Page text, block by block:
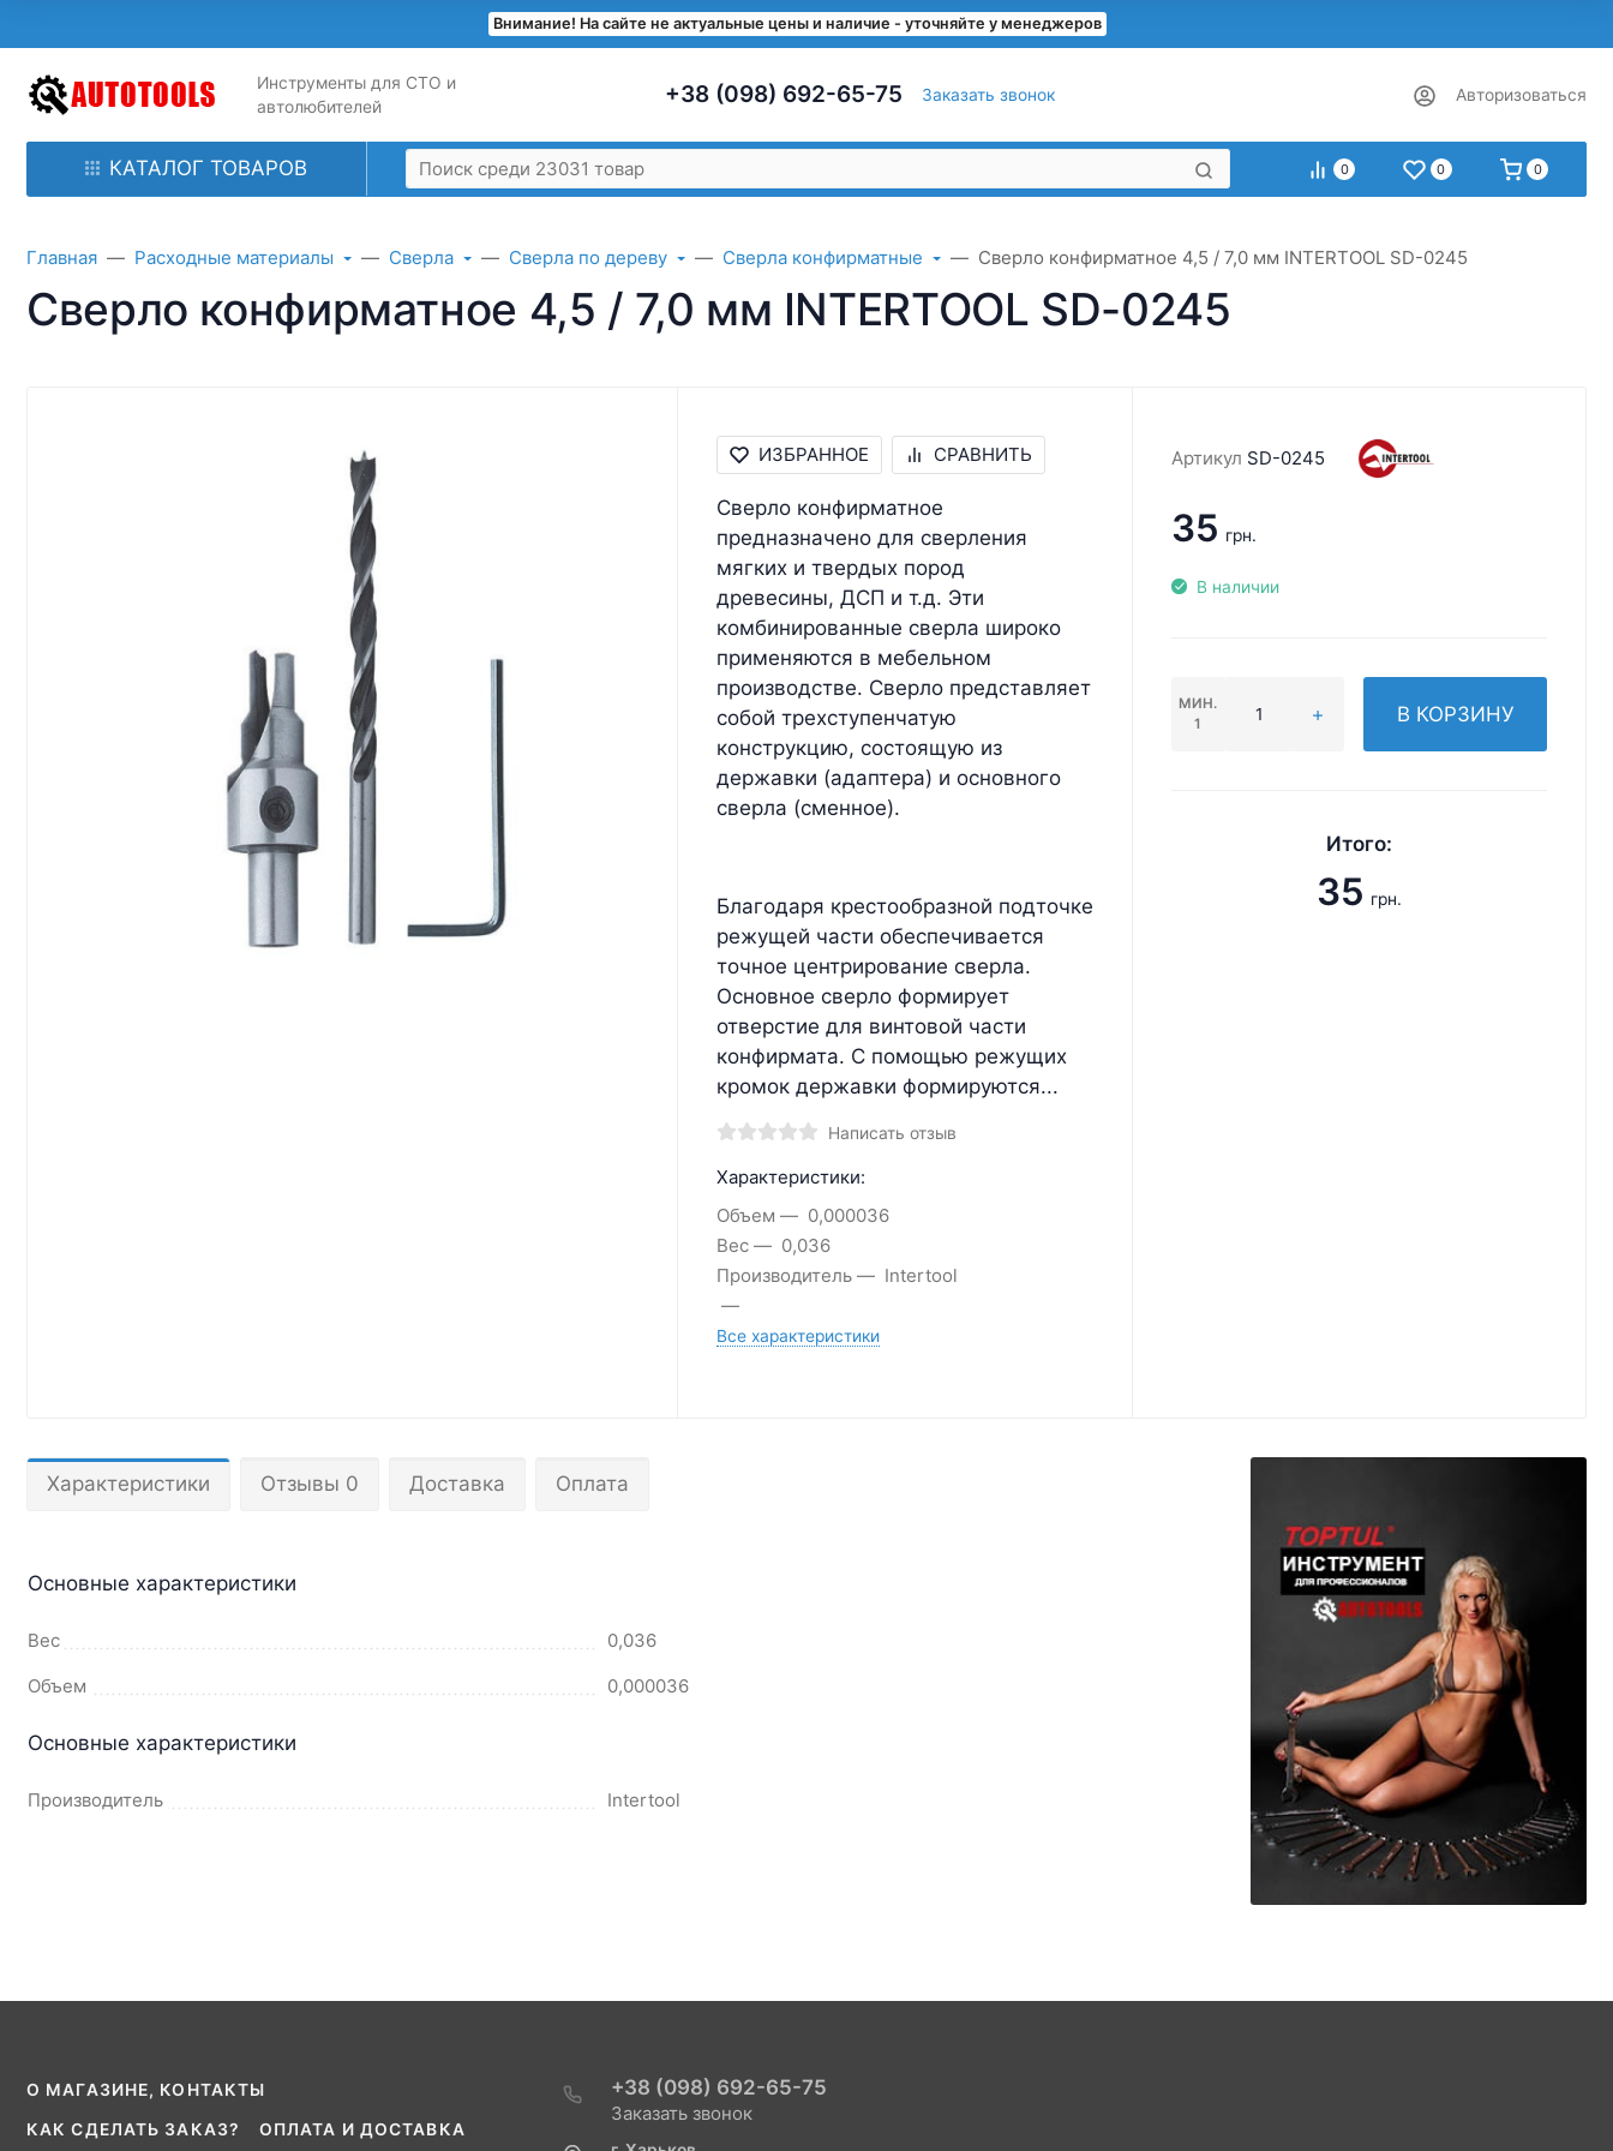
Внимание! На сайте не актуальные цены и наличие - уточняйте у менеджеров
Инструменты для СТО и
автолюбителей
+38 (098) 692-65-75 Заказать звонок Авторизоваться
КАТАЛОГ ТОВАРОВ 0 0 0
Главная Расходные материалы Сверла Сверла по дереву Сверла конфирматные Сверло конфирматное 4,5 / 7,0 мм INTERTOOL SD-0245
Сверло конфирматное 4,5 / 7,0 мм INTERTOOL SD-0245
ИЗБРАННОЕ СРАВНИТЬ
Cверло конфирматное
предназначено для сверления
мягких и твердых пород
древесины, ДСП и т.д. Эти
комбинированные сверла широко
применяются в мебельном
производстве. Сверло представляет
собой трехступенчатую
конструкцию, состоящую из
державки (адаптера) и основного
сверла (сменное).
Благодаря крестообразной подточке
режущей части обеспечивается
точное центрирование сверла.
Основное сверло формирует
отверстие для винтовой части
конфирмата. С помощью режущих
кромок державки формируются...
Написать отзыв
Характеристики:
Объем
0,000036
Вес
0,036
Производитель
Intertool
Все характеристики
Артикул SD-0245
35 грн.
В наличии
МИН.
1
В КОРЗИНУ
Итого:
35 грн.
Характеристики Отзывы 0 Доставка Оплата
Основные характеристики
Вес
0,036
Объем
0,000036
Основные характеристики
Производитель Intertool
О МАГАЗИНЕ, КОНТАКТЫ
КАК СДЕЛАТЬ ЗАКАЗ? ОПЛАТА И ДОСТАВКА
+38 (098) 692-65-75
Заказать звонок